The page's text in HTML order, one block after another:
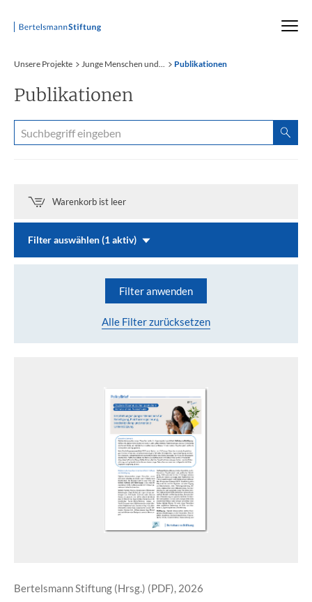
Startseite
Unsere Projekte Junge Menschen und... Publikationen
Publikationen
Warenkorb ist leer
Filter auswählen (1 aktiv)
Filter anwenden
Alle Filter zurücksetzen
Bertelsmann Stiftung (Hrsg.) (PDF), 2026